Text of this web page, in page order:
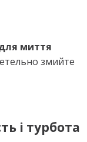
миття
змийте
і турбота